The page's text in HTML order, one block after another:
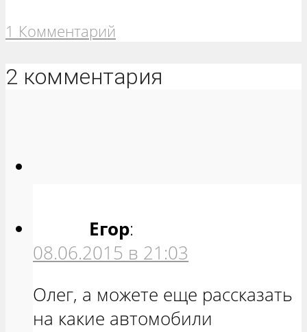
1 Комментарий
2 комментария
Егор:
08.06.2015 в 21:03
Олег, а можете еще рассказать
на какие автомобили